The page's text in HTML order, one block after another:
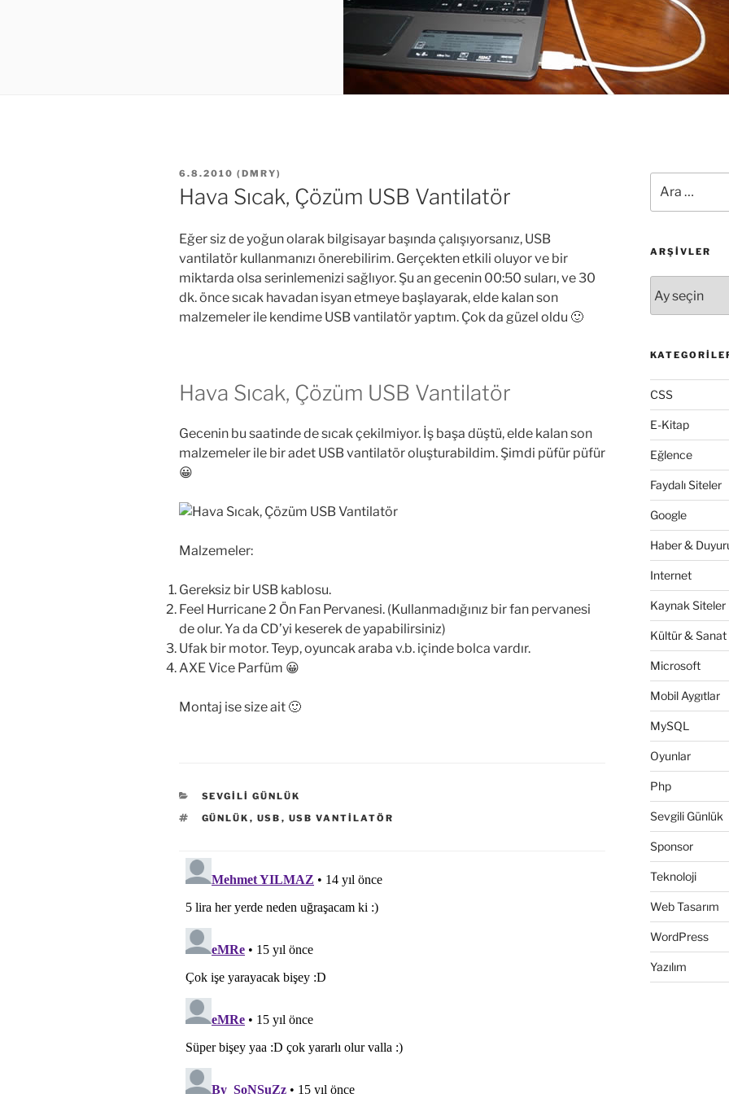
YAYIM
TARIHI
6.8.2010 ( DMRY)
Hava Sıcak, Çözüm USB Vantilatör
Eğer siz de yoğun olarak bilgisayar başında çalışıyorsanız, USB
vantilatör kullanmanızı önerebilirim. Gerçekten etkili oluyor ve bir
miktarda olsa serinlemenizi sağlıyor. Şu an gecenin 00:50 suları, ve 30
dk. önce sıcak havadan isyan etmeye başlayarak, elde kalan son
malzemeler ile kendime USB vantilatör yaptım. Çok da güzel oldu 🙂
Hava Sıcak, Çözüm USB Vantilatör
Gecenin bu saatinde de sıcak çekilmiyor. İş başa düştü, elde kalan son
malzemeler ile bir adet USB vantilatör oluşturabildim. Şimdi püfür püfür
😀
Malzemeler:
Gereksiz bir USB kablosu.
Feel Hurricane 2 Ön Fan Pervanesi. (Kullanmadığınız bir fan pervanesi
de olur. Ya da CD’yi keserek de yapabilirsiniz)
Ufak bir motor. Teyp, oyuncak araba v.b. içinde bolca vardır.
AXE Vice Parfüm 😀
Montaj ise size ait 🙂
KATEGORILER
SEVGILI GÜNLÜK
ETIKETLER
GÜNLÜK , USB , USB VANTILATÖR
ARŞIVLER
CSS
E-Kitap
Eğlence
Faydalı Siteler
Google
Haber &
Internet
Kaynak Siteler
Kültür & Sanat
Microsoft
Mobil Aygıtlar
MySQL
Oyunlar
Php
Sevgili Günlük
Sponsor
Teknoloji
Web Tasarım
WordPress
Yazılım